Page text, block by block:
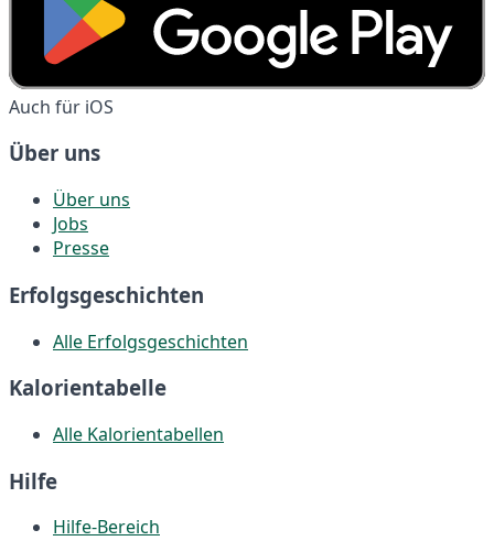
Auch für iOS
Über uns
Über uns
Jobs
Presse
Erfolgsgeschichten
Alle Erfolgsgeschichten
Kalorientabelle
Alle Kalorientabellen
Hilfe
Hilfe-Bereich